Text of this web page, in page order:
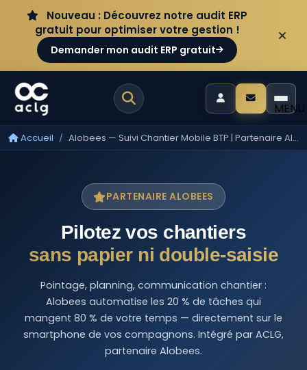
Aller au contenuNouveau : Découvrez notre audit ERP
gratuit pour optimiser votre gestion !
Demander mon audit ERP gratuit
MENU
Accueil Alobees — Suivi Chantier Mobile BTP | Partenaire Alobees
PARTENAIRE ALOBEES
Pilotez vos chantiers
sans papier ni double-saisie
Pointage, planning, communication chantier :
Alobees automatise les 20 % de tâches qui
mangent 80 % de votre temps — directement sur le
smartphone de vos compagnons. Intégré par ACLG,
partenaire Alobees.
Panneau de gestion des cookies